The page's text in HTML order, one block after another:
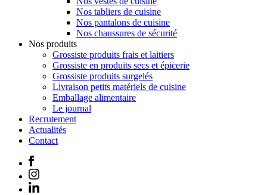
Nos tabliers de cuisine
Nos pantalons de cuisine
Nos chaussures de sécurité
Nos produits
Grossiste produits frais et laitiers
Grossiste en produits secs et épicerie
Grossiste produits surgelés
Livraison petits matériels de cuisine
Emballage alimentaire
Le journal
Recrutement
Actualités
Contact